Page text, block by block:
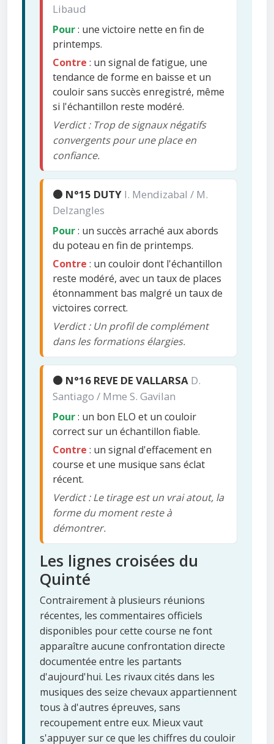
Libaud
Pour: une victoire nette en fin de
printemps.
Contre : un signal de fatigue, une
tendance de forme en baisse et un
couloir sans succès enregistré, même
si l'échantillon reste modéré.
Verdict : Trop de signaux négatifs
convergents pour une place en
confiance.
🟠 N°15 DUTY I. Mendizabal / M.
Delzangles
Pour: un succès arraché aux abords
du poteau en fin de printemps.
Contre : un couloir dont l'échantillon
reste modéré, avec un taux de places
étonnamment bas malgré un taux de
victoires correct.
Verdict : Un profil de complément
dans les formations élargies.
🟠 N°16 REVE DE VALLARSA D.
Santiago / Mme S. Gavilan
Pour: un bon ELO et un couloir
correct sur un échantillon fiable.
Contre : un signal d'effacement en
course et une musique sans éclat
récent.
Verdict : Le tirage est un vrai atout, la
forme du moment reste à
démontrer.
Les lignes croisées du
Quinté
Contrairement à plusieurs réunions
récentes, les commentaires officiels
disponibles pour cette course ne font
apparaître aucune confrontation directe
documentée entre les partants
d'aujourd'hui. Les rivaux cités dans les
musiques des seize chevaux appartiennent
tous à d'autres épreuves, sans
recoupement entre eux. Mieux vaut
s'appuyer sur ce que les chiffres du couloir